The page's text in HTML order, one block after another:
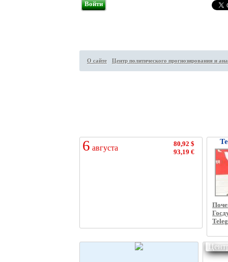
Войти
О сайте Центр политического прогнозирования и
6 августа
80,92 $
93,19 €